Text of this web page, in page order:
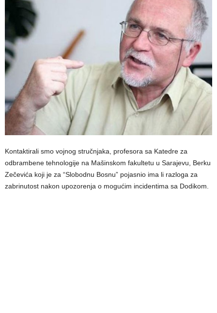
Kontaktirali smo vojnog stručnjaka, profesora sa Katedre za
odbrambene tehnologije na Mašinskom fakultetu u Sarajevu, Berku
Zečevića koji je za “Slobodnu Bosnu” pojasnio ima li razloga za
zabrinutost nakon upozorenja o mogućim incidentima sa Dodikom.